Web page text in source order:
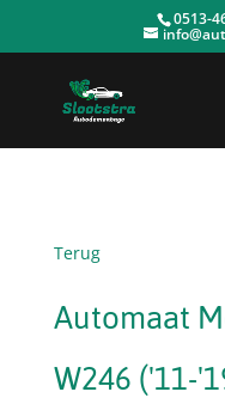
0513-
Terug
Automaat
W246 ('11-